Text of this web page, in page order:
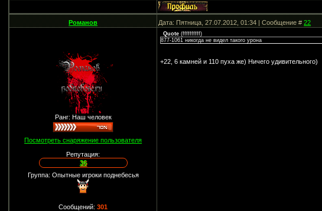
Романов Дата: Пятница, 27.07.2012, 01:34 | Сообщение #22
Ранг: Наш человек
Посмотреть снаряжение пользователя
Репутация:
36
Группа: Опытные игроки поднебесья
Сообщений:301
Quote (ffffffffff)
877-1061 никогда не видел такого урона
+22, 6 камней и 110 пуха же) Ничего удивительного)